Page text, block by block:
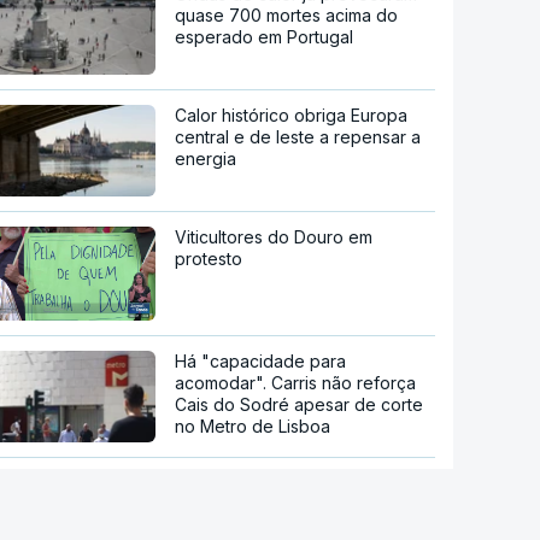
quase 700 mortes acima do
esperado em Portugal
Calor histórico obriga Europa
central e de leste a repensar a
energia
Viticultores do Douro em
protesto
Há "capacidade para
acomodar". Carris não reforça
Cais do Sodré apesar de corte
no Metro de Lisboa